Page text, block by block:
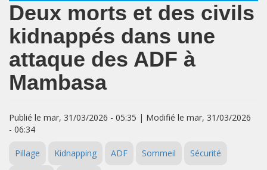
Deux morts et des civils
kidnappés dans une
attaque des ADF à
Mambasa
Publié le mar, 31/03/2026 - 05:35 | Modifié le mar, 31/03/2026
- 06:34
Pillage Kidnapping ADF Sommeil Sécurité